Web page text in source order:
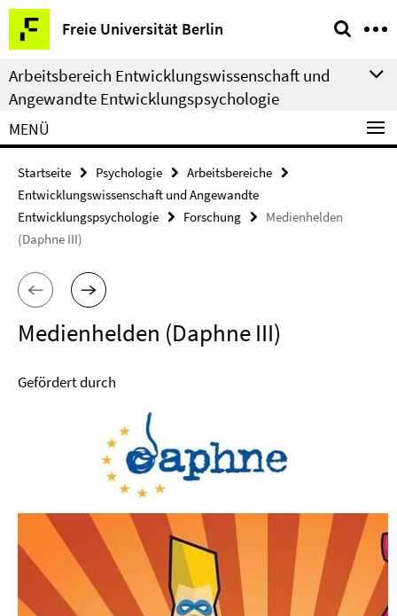
Springe
direkt
zu
Inhalt
Freie Universität Berlin
Service-
Navigation
Arbeitsbereich Entwicklungswissenschaft und
Angewandte Entwicklungspsychologie
MENÜ
Startseite Psychologie
Arbeitsbereiche
Entwicklungswissenschaft und Angewandte
Entwicklungspsychologie
Forschung
Medienhelden
(Daphne III)
Medienhelden (Daphne III)
Gefördert durch